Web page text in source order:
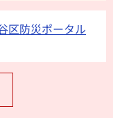
区防災ポータル